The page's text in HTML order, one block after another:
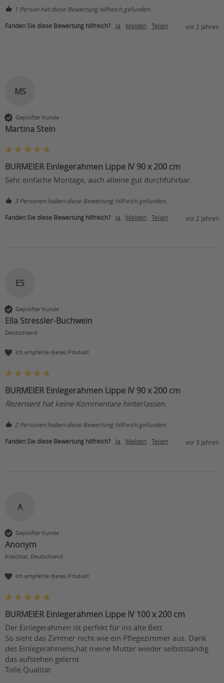
1 Person hat diese Bewertung hilfreich gefunden.
Fanden Sie diese Bewertung hilfreich? Ja Melden Teilen vor 2 Jahren
MS
Geprüfter Kunde
Martina Stein
BURMEIER Einlegerahmen Lippe IV 90 x 200 cm
Sehr einfache Montage, auch alleine gut durchführbar.
3 Personen haben diese Bewertung hilfreich gefunden.
Fanden Sie diese Bewertung hilfreich? Ja Melden Teilen vor 2 Jahren
ES
Geprüfter Kunde
Ella Stressler-Buchwein
Deutschland
Ich empfehle dieses Produkt
BURMEIER Einlegerahmen Lippe IV 90 x 200 cm
Rezensent hat keine Kommentare hinterlassen.
2 Personen haben diese Bewertung hilfreich gefunden.
Fanden Sie diese Bewertung hilfreich? Ja Melden Teilen vor 3 Jahren
A
Geprüfter Kunde
Anonym
Kraichtal, Deutschland
Ich empfehle dieses Produkt
BURMEIER Einlegerahmen Lippe IV 100 x 200 cm
Der Einlegerahmen ist perfekt für ins alte Bett.
So sieht das Zimmer nicht wie ein Pflegezimmer aus. Dank
des Einlegerahmens,hat meine Mutter wieder selbstständig
das aufstehen gelernt
Tolle Qualität